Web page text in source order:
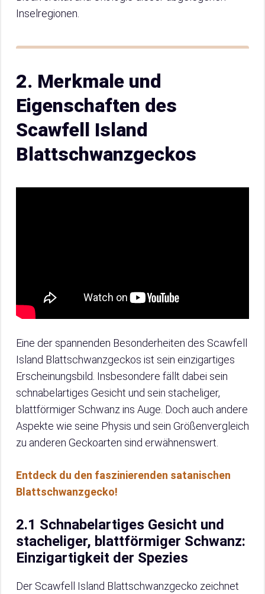
Inselregionen.
2. Merkmale und
Eigenschaften des
Scawfell Island
Blattschwanzgeckos
Eine der spannenden Besonderheiten des Scawfell
Island Blattschwanzgeckos ist sein einzigartiges
Erscheinungsbild. Insbesondere fällt dabei sein
schnabelartiges Gesicht und sein stacheliger,
blattförmiger Schwanz ins Auge. Doch auch andere
Aspekte wie seine Physis und sein Größenvergleich
zu anderen Geckoarten sind erwähnenswert.
Entdeck du den faszinierenden satanischen
Blattschwanzgecko!
2.1 Schnabelartiges Gesicht und
stacheliger, blattförmiger Schwanz:
Einzigartigkeit der Spezies
Der Scawfell Island Blattschwanzgecko zeichnet